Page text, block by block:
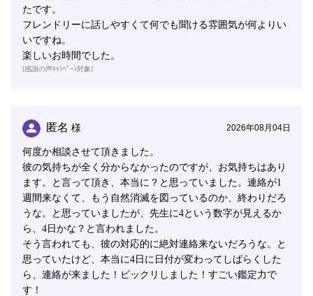
たです。
フレンドリーに話しやすくて何でも聞ける雰囲気が何よりい
いですね。
楽しいお時間でした。
[感謝の声ｷｬﾝﾍﾟｰﾝ対象]
匿名 様 2026年08月04日
何度か相談させて頂きました。
彼の気持ちが全く分からなかったのですが、お気持ちはあり
ます。と言って頂き、本当に？と思っていました。連絡が1
週間来なくて、もう自然消滅を図っているのか、終わりだろ
うな。と思っていましたが、先生に4という数字が見えるか
ら、4日かな？と言われました。
そう言われても、彼の対応的に絶対連絡来ないだろうな。と
思っていたけど、本当に4日に日付が変わってしばらくした
ら、連絡が来ました！ビックリしました！すごい鑑定力で
す！